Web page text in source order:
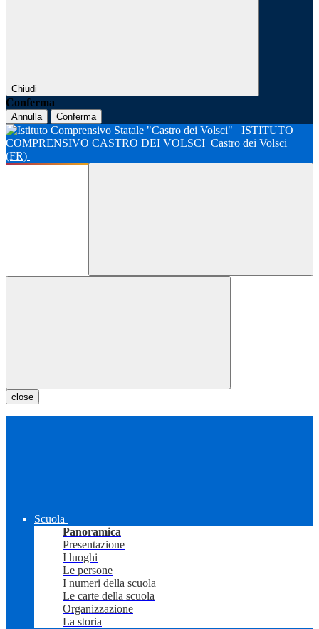
Chiudi
Conferma
Annulla Conferma
ISTITUTO
COMPRENSIVO CASTRO DEI VOLSCI Castro dei Volsci
(FR)
close
Scuola
Panoramica
Presentazione
I luoghi
Le persone
I numeri della scuola
Le carte della scuola
Organizzazione
La storia